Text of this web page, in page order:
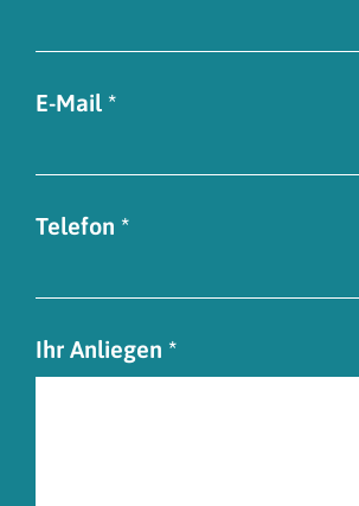
E-Mail *
Telefon *
Ihr Anliegen *